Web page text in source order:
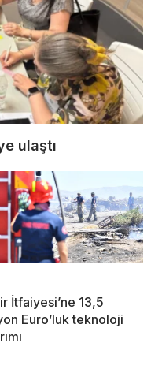
ulaştı
İtfaiyesi’ne 13,5
Euro’luk teknoloji